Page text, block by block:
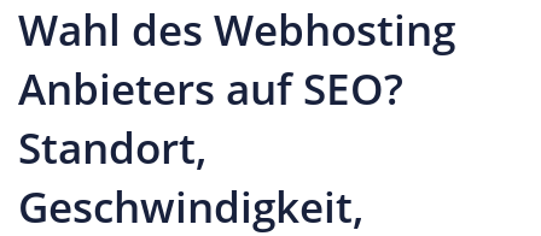
Wahl des Webhosting
Anbieters auf SEO?
Standort,
Geschwindigkeit,